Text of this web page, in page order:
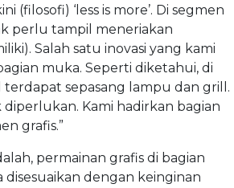
(filosofi) ‘less is more’. Di segmen
perlu tampil meneriakan
Salah satu inovasi yang kami
muka. Seperti diketahui, di
terdapat sepasang lampu dan grill.
diperlukan. Kami hadirkan bagian
grafis.”
permainan grafis di bagian
disesuaikan dengan keinginan